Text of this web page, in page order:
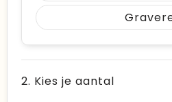
2. Kies je aantal